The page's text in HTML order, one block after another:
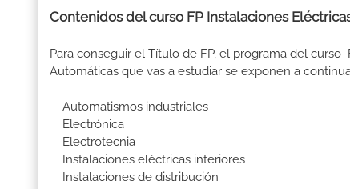
Contenidos del curso FP Instalaciones
Para conseguir el Título de FP, el programa del
Automáticas que vas a estudiar se exponen a
Automatismos industriales
Electrónica
Electrotecnia
Instalaciones eléctricas interiores
Instalaciones de distribución